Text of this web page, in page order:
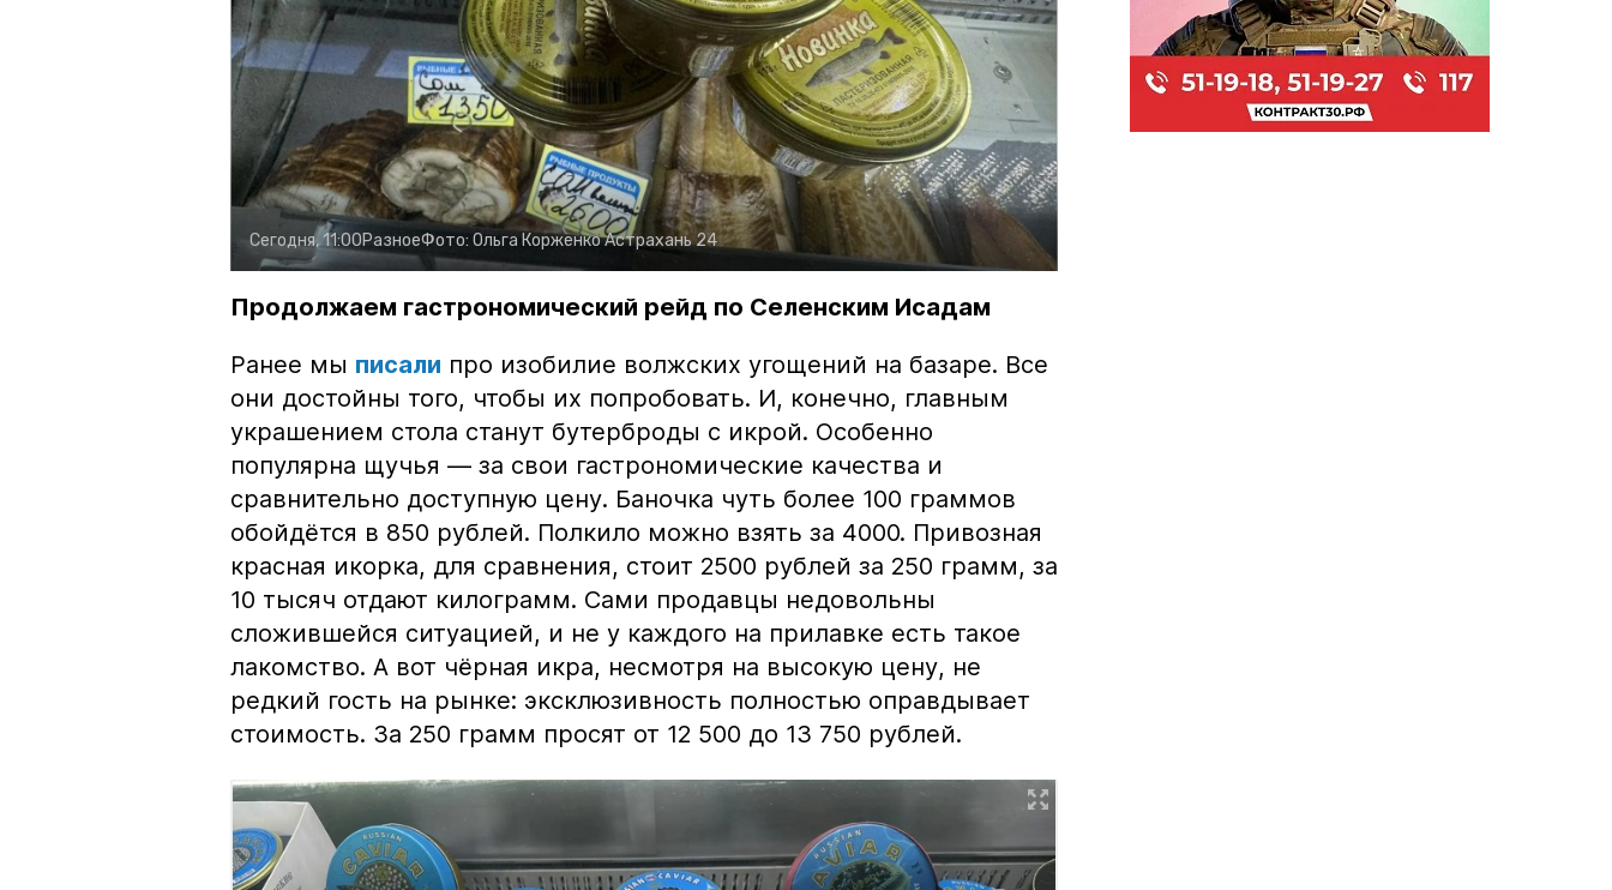
Сегодня, 11:00РазноеФото: Ольга КорженкоАстрахань 24
Продолжаем гастрономический рейд по Селенским Исадам
Ранее мы писали про изобилие волжских угощений на базаре. Все
они достойны того, чтобы их попробовать. И, конечно, главным
украшением стола станут бутерброды с икрой. Особенно
популярна щучья — за свои гастрономические качества и
сравнительно доступную цену. Баночка чуть более 100 граммов
обойдётся в 850 рублей. Полкило можно взять за 4000. Привозная
красная икорка, для сравнения, стоит 2500 рублей за 250 грамм, за
10 тысяч отдают килограмм. Сами продавцы недовольны
сложившейся ситуацией, и не у каждого на прилавке есть такое
лакомство. А вот чёрная икра, несмотря на высокую цену, не
редкий гость на рынке: эксклюзивность полностью оправдывает
стоимость. За 250 грамм просят от 12 500 до 13 750 рублей.